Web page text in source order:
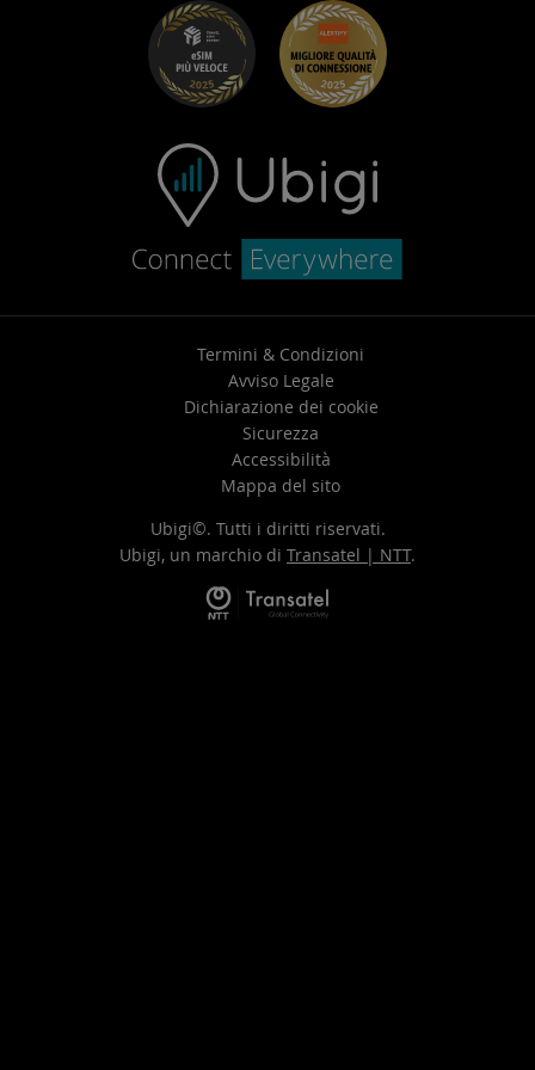
Risoluzione dei problemi
Centro assistenza
Contatta l’assistenza
Termini & Condizioni
Avviso Legale
Dichiarazione dei cookie
Sicurezza
Accessibilità
Mappa del sito
Ubigi©. Tutti i diritti riservati.
Ubigi, un marchio di Transatel | NTT.